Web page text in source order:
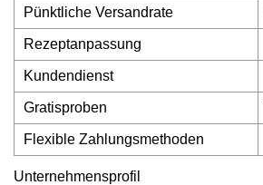
Pünktliche Versandrate
Rezeptanpassung
Kundendienst
Gratisproben
Flexible Zahlungsmethoden
Unternehmensprofil